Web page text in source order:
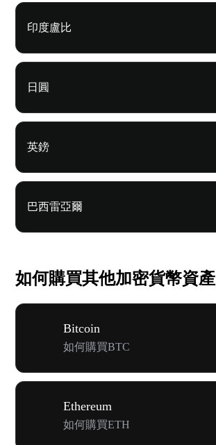
印度盧比
日圓
英鎊
巴西雷亞爾
如何購買其他加密貨幣資產
Bitcoin
如何購買BTC
Ethereum
如何購買ETH